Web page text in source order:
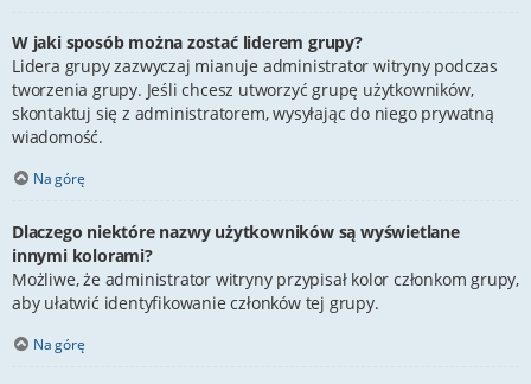
W jaki sposób można zostać liderem grupy?
Lidera grupy zazwyczaj mianuje administrator witryny podczas
tworzenia grupy. Jeśli chcesz utworzyć grupę użytkowników,
skontaktuj się z administratorem, wysyłając do niego prywatną
wiadomość.
Na górę
Dlaczego niektóre nazwy użytkowników są wyświetlane
innymi kolorami?
Możliwe, że administrator witryny przypisał kolor członkom grupy,
aby ułatwić identyfikowanie członków tej grupy.
Na górę